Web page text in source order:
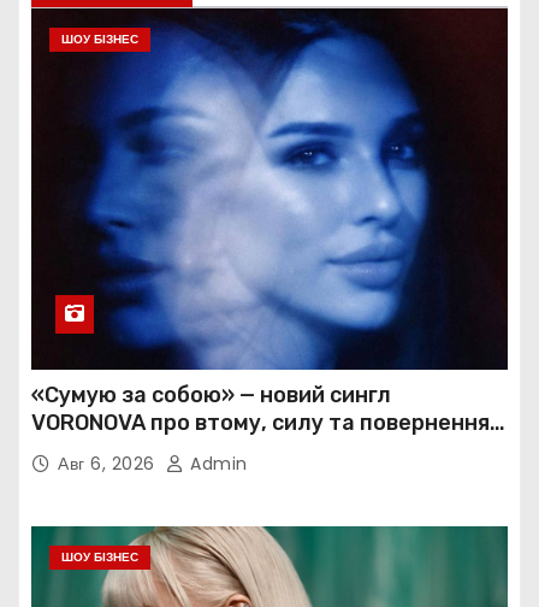
ШОУ БІЗНЕС
«Сумую за собою» — новий сингл
VORONOVA про втому, силу та повернення
до себе
Авг 6, 2026 Admin
ШОУ БІЗНЕС